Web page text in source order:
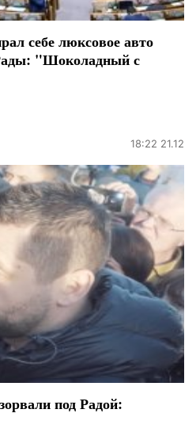
себе люксовое авто
"Шоколадный с
18:22 21.12
под Радой: